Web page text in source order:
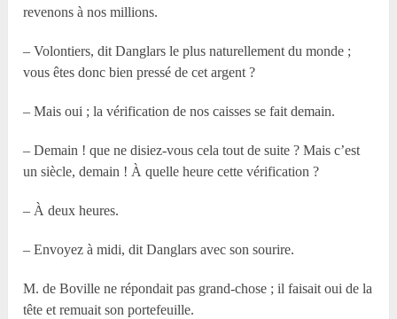
revenons à nos millions.
– Volontiers, dit Danglars le plus naturellement du monde ;
vous êtes donc bien pressé de cet argent ?
– Mais oui ; la vérification de nos caisses se fait demain.
– Demain ! que ne disiez-vous cela tout de suite ? Mais c’est
un siècle, demain ! À quelle heure cette vérification ?
– À deux heures.
– Envoyez à midi, dit Danglars avec son sourire.
M. de Boville ne répondait pas grand-chose ; il faisait oui de la
tête et remuait son portefeuille.